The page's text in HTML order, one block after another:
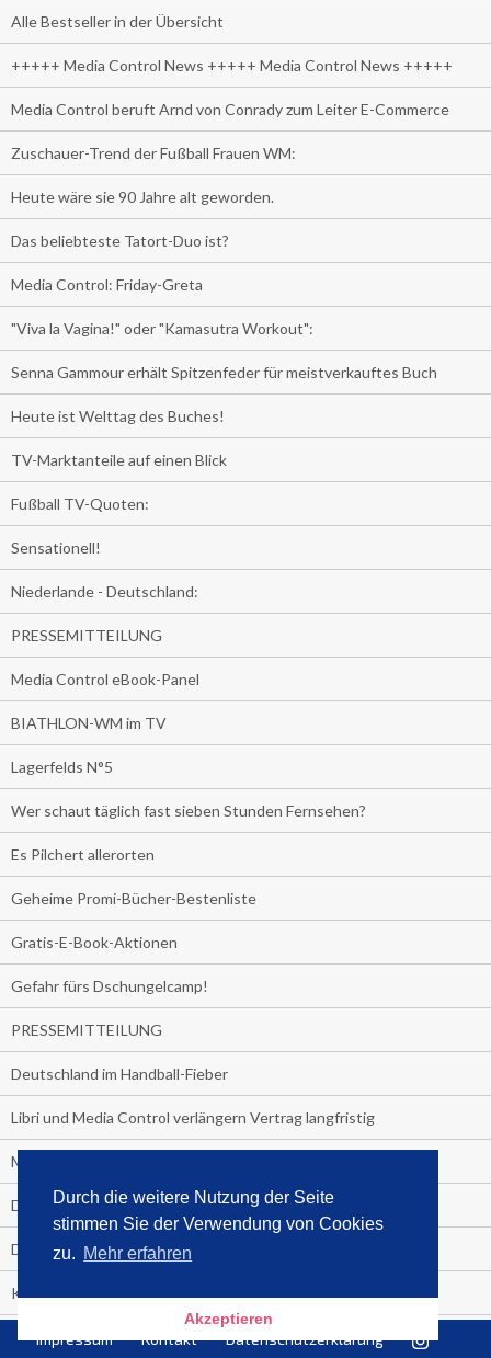
Durch die weitere Nutzung der Seite
stimmen Sie der Verwendung von Cookies
zu. Mehr erfahren
Akzeptieren
Alle Bestseller in der Übersicht
+++++ Media Control News +++++ Media Control News +++++
Media Control beruft Arnd von Conrady zum Leiter E-Commerce
Zuschauer-Trend der Fußball Frauen WM:
Heute wäre sie 90 Jahre alt geworden.
Das beliebteste Tatort-Duo ist?
Media Control: Friday-Greta
"Viva la Vagina!" oder "Kamasutra Workout":
Senna Gammour erhält Spitzenfeder für meistverkauftes Buch
Heute ist Welttag des Buches!
TV-Marktanteile auf einen Blick
Fußball TV-Quoten:
Sensationell!
Niederlande - Deutschland:
PRESSEMITTEILUNG
Media Control eBook-Panel
BIATHLON-WM im TV
Lagerfelds N°5
Wer schaut täglich fast sieben Stunden Fernsehen?
Es Pilchert allerorten
Geheime Promi-Bücher-Bestenliste
Gratis-E-Book-Aktionen
Gefahr fürs Dschungelcamp!
PRESSEMITTEILUNG
Deutschland im Handball-Fieber
Libri und Media Control verlängern Vertrag langfristig
Medienquiz:
Deutschlands Jahrescharts 2018
Die TV-Quotenkönige 2018
KNV und Media Control verlängern vorzeitig Zusammenarbeit
STRENG VERTRAULICH
Impressum Kontakt Datenschutzerklärung